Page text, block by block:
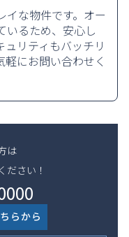
イな物件です。オー
いるため、安心し
リティもバッチリ
にお問い合わせく
は
ださい！
らから